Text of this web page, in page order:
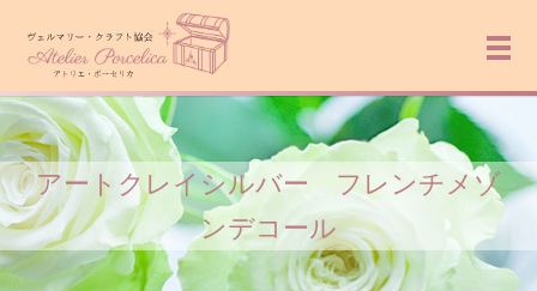
メ
アートクレイシルバー フレンチメゾ
ンデコール